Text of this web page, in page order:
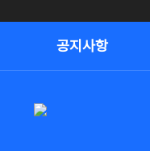
공지사항